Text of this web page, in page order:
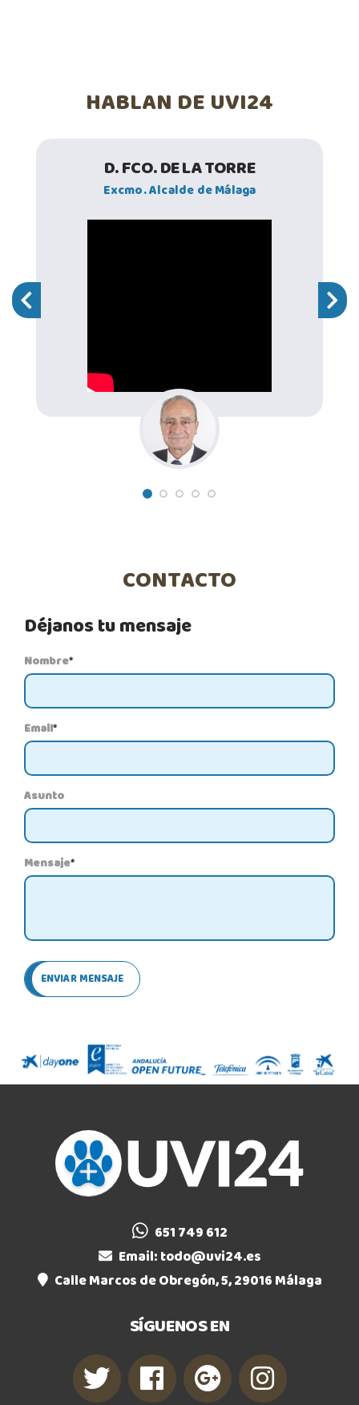
HABLAN DE UVI24
D. FCO. DE LA TORRE
Excmo. Alcalde de Málaga
CONTACTO
Déjanos tu mensaje
Nombre*
Email*
Asunto
Mensaje*
ENVIAR MENSAJE
651 749 612
Email:todo@uvi24.es
Calle Marcos de Obregón, 5, 29016 Málaga
SÍGUENOS EN